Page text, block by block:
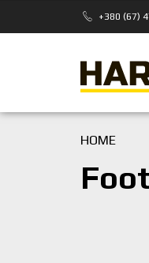
+380 (67)
HOME